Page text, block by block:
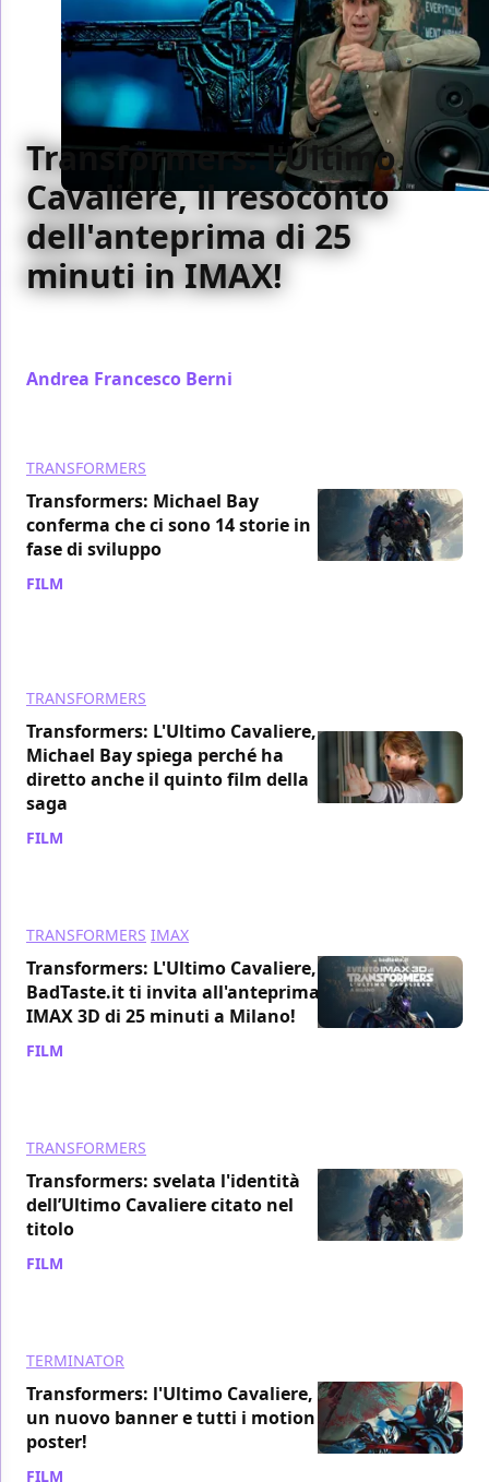
Transformers: l'Ultimo
Cavaliere, il resoconto
dell'anteprima di 25
minuti in IMAX!
Andrea Francesco Berni
TRANSFORMERS
Transformers: Michael Bay
conferma che ci sono 14 storie in
fase di sviluppo
FILM
TRANSFORMERS
Transformers: L'Ultimo Cavaliere,
Michael Bay spiega perché ha
diretto anche il quinto film della
saga
FILM
TRANSFORMERS IMAX
Transformers: L'Ultimo Cavaliere,
BadTaste.it ti invita all'anteprima
IMAX 3D di 25 minuti a Milano!
FILM
TRANSFORMERS
Transformers: svelata l'identità
dell’Ultimo Cavaliere citato nel
titolo
FILM
TERMINATOR
Transformers: l'Ultimo Cavaliere,
un nuovo banner e tutti i motion
poster!
FILM